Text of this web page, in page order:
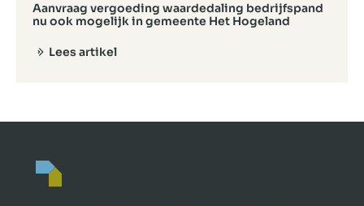
Aanvraag vergoeding waardedaling bedrijfspand
nu ook mogelijk in gemeente Het Hogeland
Lees artikel